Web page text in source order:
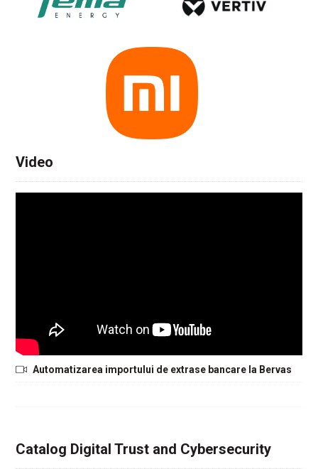
Video
Automatizarea importului de extrase bancare la Bervas
Catalog Digital Trust and Cybersecurity